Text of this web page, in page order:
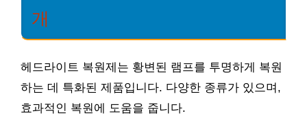
개
헤드라이트 복원제는 황변된 램프를 투명하게 복원
하는 데 특화된 제품입니다. 다양한 종류가 있으며,
효과적인 복원에 도움을 줍니다.